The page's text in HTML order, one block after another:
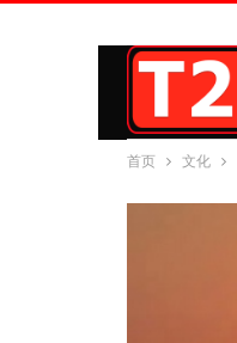
首页 文化